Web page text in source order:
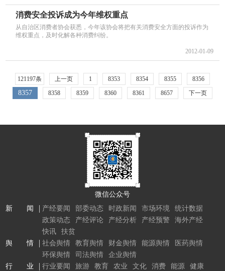
消费安全投诉成为今年维权重点
从自治区消费者协会获悉，今年该协会将把有关消费安全方面的投诉作为
维权重点，及时化解各种消费纠纷。
2012-01-09
121197条 上一页 1 8353 8354 8355 8356
8357 8358 8359 8360 8361 8657 下一页
微信公众号
新 闻
产经要闻 部委动态 时政新闻 市场环境
统计数据
政策动态
产经评论 产经分析 产经预警
海外产经
快讯
扶贫
舆 情
社会舆情 教育舆情 财金舆情 能源舆情
医药舆情
环保舆情
司法舆情
企业舆情
行 业
行业要闻 旅游 教育 农业 文化 消费 能源
健康